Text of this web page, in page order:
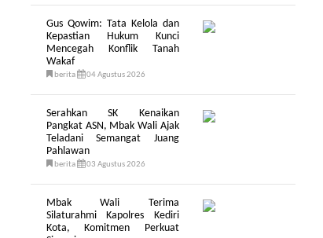
Gus Qowim: Tata Kelola dan
Kepastian Hukum Kunci
Mencegah Konflik Tanah
Wakaf
berita 04 Agustus 2026
Serahkan SK Kenaikan
Pangkat ASN, Mbak Wali Ajak
Teladani Semangat Juang
Pahlawan
berita 03 Agustus 2026
Mbak Wali Terima
Silaturahmi Kapolres Kediri
Kota, Komitmen Perkuat